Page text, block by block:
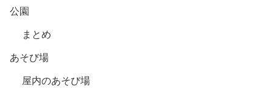
公園
まとめ
あそび場
屋内のあそび場